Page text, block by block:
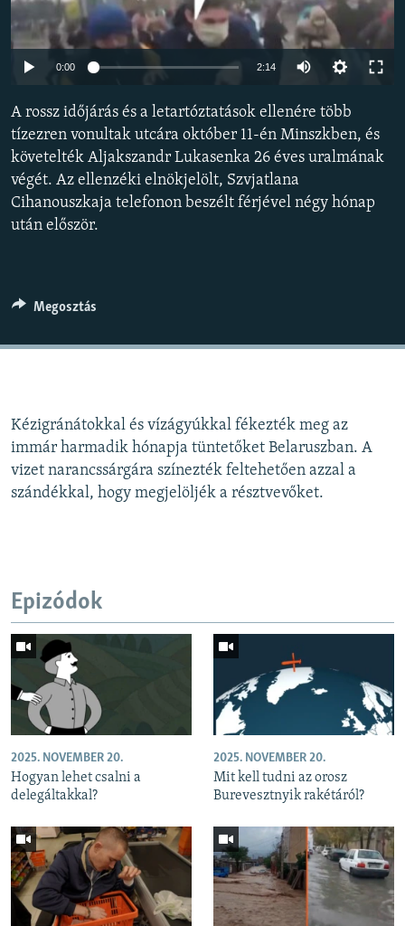
EURÓPAI UNIÓ
VILÁG
KLÍMAVÁLTOZÁS
A MÚLT TANULSÁGAI
KÖVESSEN MINKET!
Auto
0:00 2:14
360p
480p
A rossz időjárás és a letartóztatások ellenére több
tízezren vonultak utcára október 11-én Minszkben, és
követelték Aljakszandr Lukasenka 26 éves uralmának
végét. Az ellenzéki elnökjelölt, Szvjatlana
Cihanouszkaja telefonon beszélt férjével négy hónap
után először.
Megosztás
Kézigránátokkal és vízágyúkkal fékezték meg az
immár harmadik hónapja tüntetőket Belaruszban. A
vizet narancssárgára színezték feltehetően azzal a
szándékkal, hogy megjelöljék a résztvevőket.
Epizódok
2025. NOVEMBER 20.
Hogyan lehet csalni a
delegáltakkal?
2025. NOVEMBER 20.
Mit kell tudni az orosz
Burevesztnyik rakétáról?